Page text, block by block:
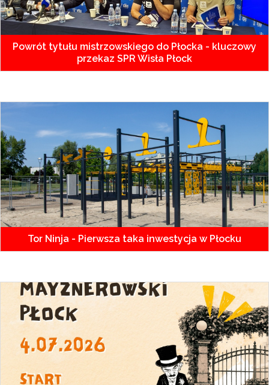
Powrót tytułu mistrzowskiego do Płocka - kluczowy
przekaz SPR Wisła Płock
Tor Ninja - Pierwsza taka inwestycja w Płocku